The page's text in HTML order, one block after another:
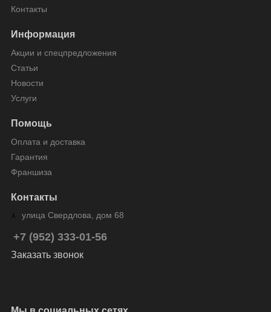
Контакты
Информация
Акции и спецпредложения
Статьи
Новости
Услуги
Помощь
Оплата и доставка
Гарантия
Франшиза
Контакты
улица Свердлова, дом 68
+7 (952) 333-01-56
Заказать звонок